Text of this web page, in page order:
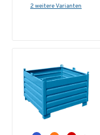
2 weitere Varianten